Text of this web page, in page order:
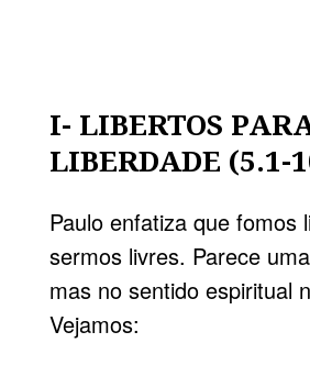
I- LIBERTOS
LIBERDADE (5.1-
Paulo enfatiza que fomos
sermos livres. Parece
mas no sentido espiritual
Vejamos: